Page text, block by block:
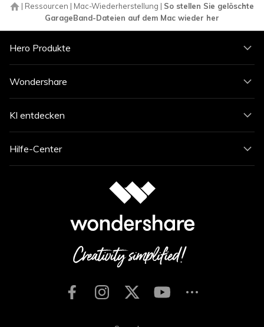
| Ressourcen | Mac-Wiederherstellung | So stellen Sie gelöschte
GarageBand-Dateien auf dem Mac wieder her
Hero Produkte
Wondershare
KI entdecken
Hilfe-Center